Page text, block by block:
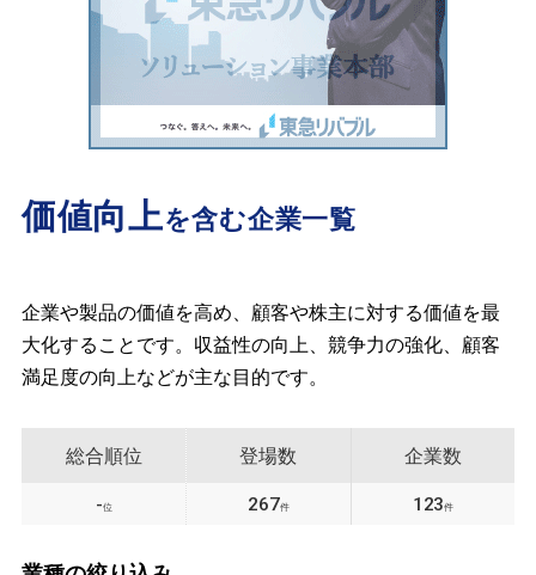
価値向上を含む企業一覧
企業や製品の価値を高め、顧客や株主に対する価値を最
大化することです。収益性の向上、競争力の強化、顧客
満足度の向上などが主な目的です。
総合順位
-位
登場数
267件
企業数
123件